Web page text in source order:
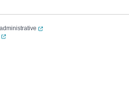
(ouverture dans un nouvel onglet)
(ouverture dans un nouvel onglet)